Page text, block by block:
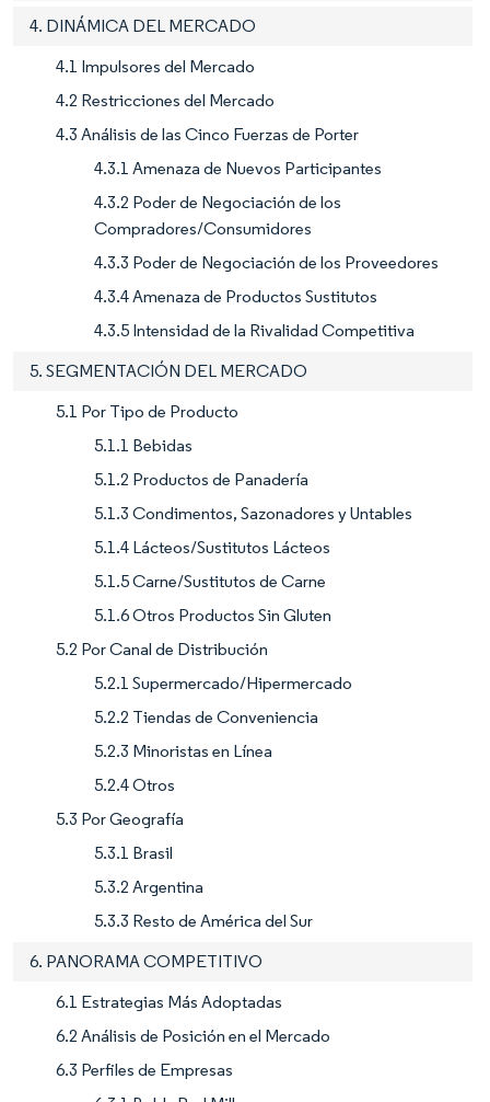
4. DINÁMICA DEL MERCADO
4.1 Impulsores del Mercado
4.2 Restricciones del Mercado
4.3 Análisis de las Cinco Fuerzas de Porter
4.3.1 Amenaza de Nuevos Participantes
4.3.2 Poder de Negociación de los
Compradores/Consumidores
4.3.3 Poder de Negociación de los Proveedores
4.3.4 Amenaza de Productos Sustitutos
4.3.5 Intensidad de la Rivalidad Competitiva
5. SEGMENTACIÓN DEL MERCADO
5.1 Por Tipo de Producto
5.1.1 Bebidas
5.1.2 Productos de Panadería
5.1.3 Condimentos, Sazonadores y Untables
5.1.4 Lácteos/Sustitutos Lácteos
5.1.5 Carne/Sustitutos de Carne
5.1.6 Otros Productos Sin Gluten
5.2 Por Canal de Distribución
5.2.1 Supermercado/Hipermercado
5.2.2 Tiendas de Conveniencia
5.2.3 Minoristas en Línea
5.2.4 Otros
5.3 Por Geografía
5.3.1 Brasil
5.3.2 Argentina
5.3.3 Resto de América del Sur
6. PANORAMA COMPETITIVO
6.1 Estrategias Más Adoptadas
6.2 Análisis de Posición en el Mercado
6.3 Perfiles de Empresas